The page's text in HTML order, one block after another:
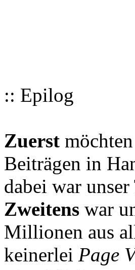
:: Epilog
Zuerst
Beiträgen in
dabei war
Zweitens war
Millionen aus
keinerlei Page